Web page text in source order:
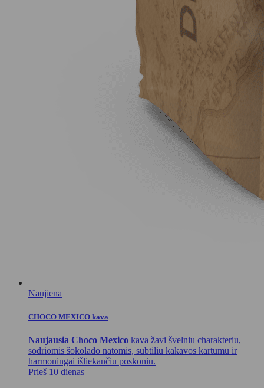
Naujiena
CHOCO MEXICO kava
Naujausia Choco Mexico kava žavi švelniu charakteriu,
sodriomis šokolado natomis, subtiliu kakavos kartumu ir
harmoningai išliekančiu poskoniu.
Prieš 10 dienas